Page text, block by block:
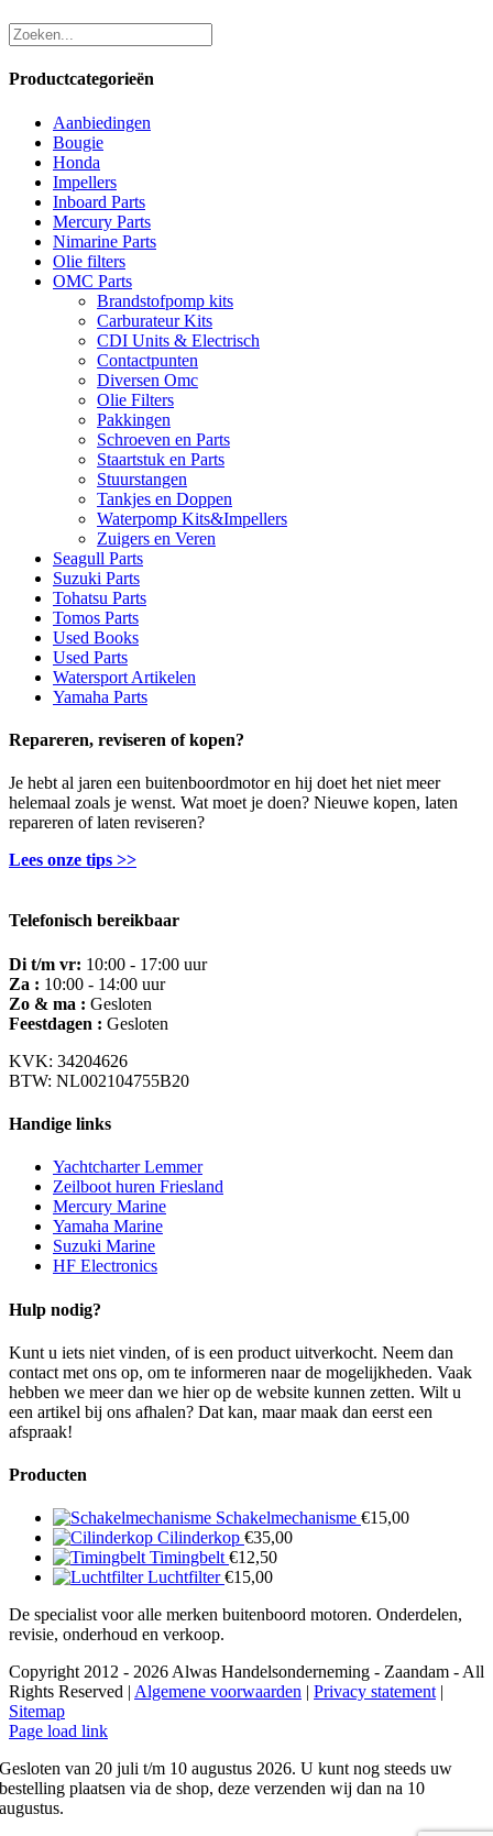
Productcategorieën
Aanbiedingen
Bougie
Honda
Impellers
Inboard Parts
Mercury Parts
Nimarine Parts
Olie filters
OMC Parts
Brandstofpomp kits
Carburateur Kits
CDI Units & Electrisch
Contactpunten
Diversen Omc
Olie Filters
Pakkingen
Schroeven en Parts
Staartstuk en Parts
Stuurstangen
Tankjes en Doppen
Waterpomp Kits&Impellers
Zuigers en Veren
Seagull Parts
Suzuki Parts
Tohatsu Parts
Tomos Parts
Used Books
Used Parts
Watersport Artikelen
Yamaha Parts
Repareren, reviseren of kopen?
Je hebt al jaren een buitenboordmotor en hij doet het niet meer
helemaal zoals je wenst. Wat moet je doen? Nieuwe kopen, laten
repareren of laten reviseren?
Lees onze tips >>
Telefonisch bereikbaar
Di t/m vr: 10:00 - 17:00 uur
Za : 10:00 - 14:00 uur
Zo & ma : Gesloten
Feestdagen : Gesloten
KVK: 34204626
BTW: NL002104755B20
Handige links
Yachtcharter Lemmer
Zeilboot huren Friesland
Mercury Marine
Yamaha Marine
Suzuki Marine
HF Electronics
Hulp nodig?
Kunt u iets niet vinden, of is een product uitverkocht. Neem dan
contact met ons op, om te informeren naar de mogelijkheden. Vaak
hebben we meer dan we hier op de website kunnen zetten. Wilt u
een artikel bij ons afhalen? Dat kan, maar maak dan eerst een
afspraak!
Producten
Schakelmechanisme €15,00
Cilinderkop €35,00
Timingbelt €12,50
Luchtfilter €15,00
De specialist voor alle merken buitenboord motoren. Onderdelen,
revisie, onderhoud en verkoop.
Copyright 2012 - 2026 Alwas Handelsonderneming - Zaandam - All
Rights Reserved | Algemene voorwaarden | Privacy statement |
Sitemap
Page load link
Gesloten van 20 juli t/m 10 augustus 2026. U kunt nog steeds uw
bestelling plaatsen via de shop, deze verzenden wij dan na 10
augustus.